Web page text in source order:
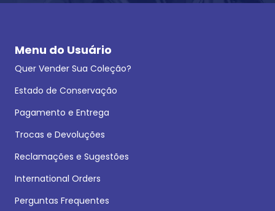
Menu do Usuário
Quer Vender Sua Coleção?
Estado de Conservação
Pagamento e Entrega
Trocas e Devoluções
Reclamações e Sugestões
International Orders
Perguntas Frequentes